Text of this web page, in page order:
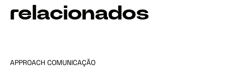
relacionados
APPROACH COMUNICAÇÃO